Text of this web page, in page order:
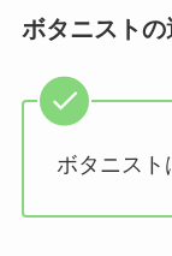
ボタニスト
ボタニスト